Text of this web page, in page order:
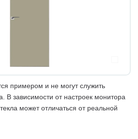
примером и не могут служить
В зависимости от настроек монитора
может отличаться от реальной